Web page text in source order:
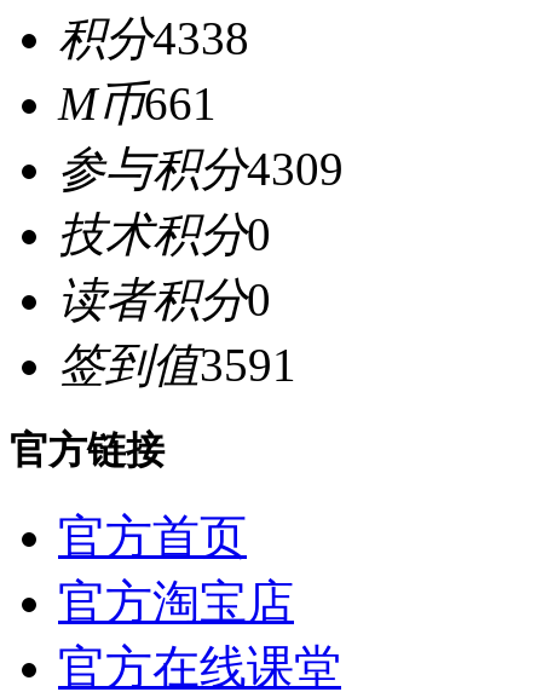
积分4338
M币661
参与积分4309
技术积分0
读者积分0
签到值3591
官方链接
官方首页
官方淘宝店
官方在线课堂